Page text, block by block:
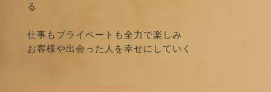
る
仕事もプライベートも全力で楽しみ
お客様や出会った人を幸せにしていく